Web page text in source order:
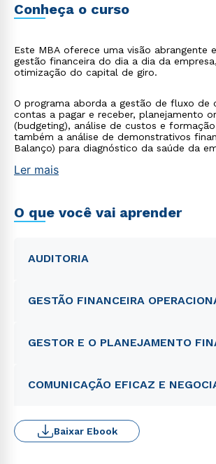
Conheça o curso
Este MBA oferece uma visão abrangente
gestão financeira do dia a dia da
otimização do capital de giro.
O programa aborda a gestão de fluxo de
contas a pagar e receber, planejamento
(budgeting), análise de custos e
também a análise de demonstrativos
Balanço) para diagnóstico da saúde da
Ler mais
O que você vai aprender
AUDITORIA
GESTÃO FINANCEIRA
GESTOR E O PLANEJAMENTO
COMUNICAÇÃO EFICAZ E
Baixar Ebook